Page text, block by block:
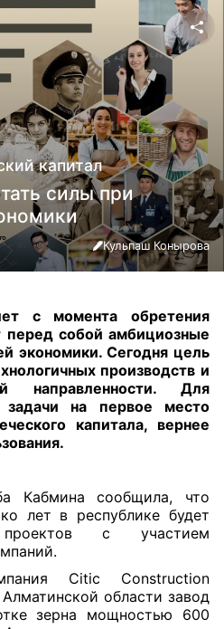
капитал
силы при
Кульпаш Конырова
с момента обретения
перед собой амбициозные
экономики. Сегодня цель
производств и
направленности. Для
задачи на первое место
капитала, вернее
.
Кабмина сообщила, что
лет в республике будет
с участием
Citic Construction
области завод
зерна мощностью 600